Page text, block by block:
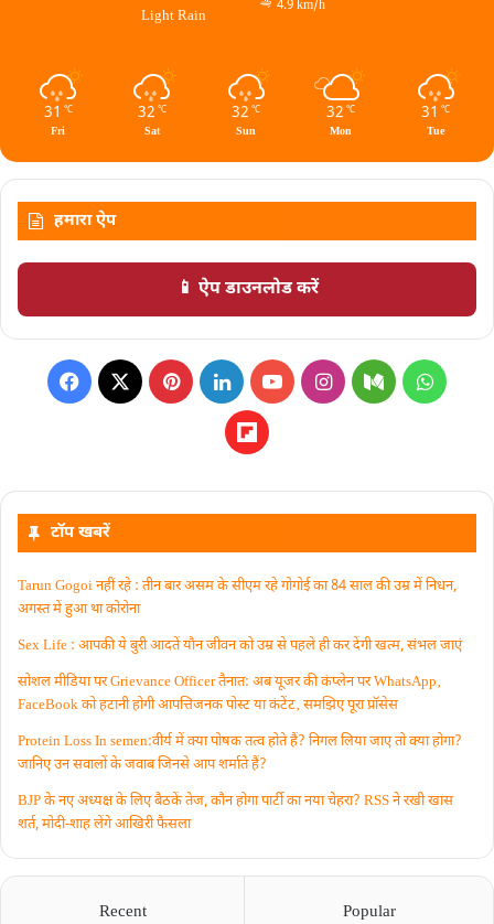
Light Rain
4.9 km/h
31 ℃
Fri
32 ℃
Sat
32 ℃
Sun
32 ℃
Mon
31 ℃
Tue
हमारा ऐप
📱 ऐप डाउनलोड करें
टॉप खबरें
Tarun Gogoi नहीं रहे : तीन बार असम के सीएम रहे गोगोई का 84 साल की उम्र में निधन,
अगस्त में हुआ था कोरोना
Sex Life : आपकी ये बुरी आदतें याैन जीवन को उम्र से पहले ही कर देंगी खत्म, संभल जाएं
सोशल मीडिया पर Grievance Officer तैनात: अब यूजर की कंप्लेन पर WhatsApp‚
FaceBook को हटानी होगी आपत्तिजनक पोस्ट या कंटेंट‚ समझिए पूरा प्रॉसेस
Protein Loss In semen:वीर्य में क्या पोषक तत्व होते हैं? निगल लिया जाए तो क्या होगा?
जानिए उन सवालों के जवाब जिनसे आप शर्माते हैं?
BJP के नए अध्यक्ष के लिए बैठकें तेज, कौन होगा पार्टी का नया चेहरा? RSS ने रखी खास
शर्त, मोदी-शाह लेंगे आखिरी फैसला
Recent Popular